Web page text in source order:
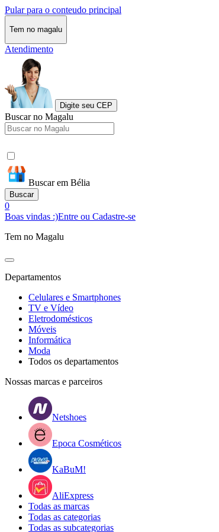
Pular para o conteudo principal
Tem no magalu
Atendimento
Digite seu CEP
Buscar no Magalu
Buscar em Bélia
Buscar
0
Boas vindas :)Entre ou Cadastre-se
Tem no Magalu
Departamentos
Celulares e Smartphones
TV e Vídeo
Eletrodomésticos
Móveis
Informática
Moda
Todos os departamentos
Nossas marcas e parceiros
Netshoes
Epoca Cosméticos
KaBuM!
AliExpress
Todas as marcas
Todas as categorias
Todas as subcategorias